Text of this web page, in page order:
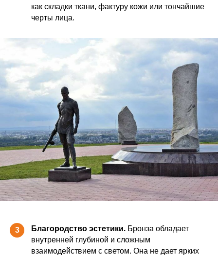
как складки ткани, фактуру кожи или тончайшие
черты лица.
3 Благородство эстетики. Бронза обладает
внутренней глубиной и сложным
взаимодействием с светом. Она не дает ярких